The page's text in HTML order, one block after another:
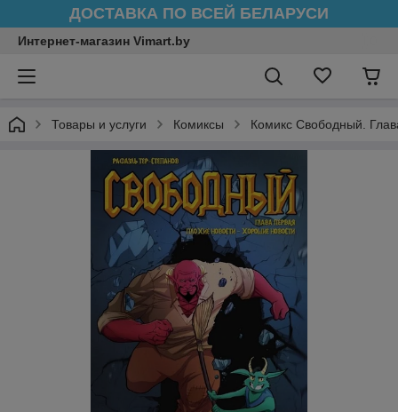
ДОСТАВКА ПО ВСЕЙ БЕЛАРУСИ
Интернет-магазин Vimart.by
Товары и услуги Комиксы Комикс Свободный.